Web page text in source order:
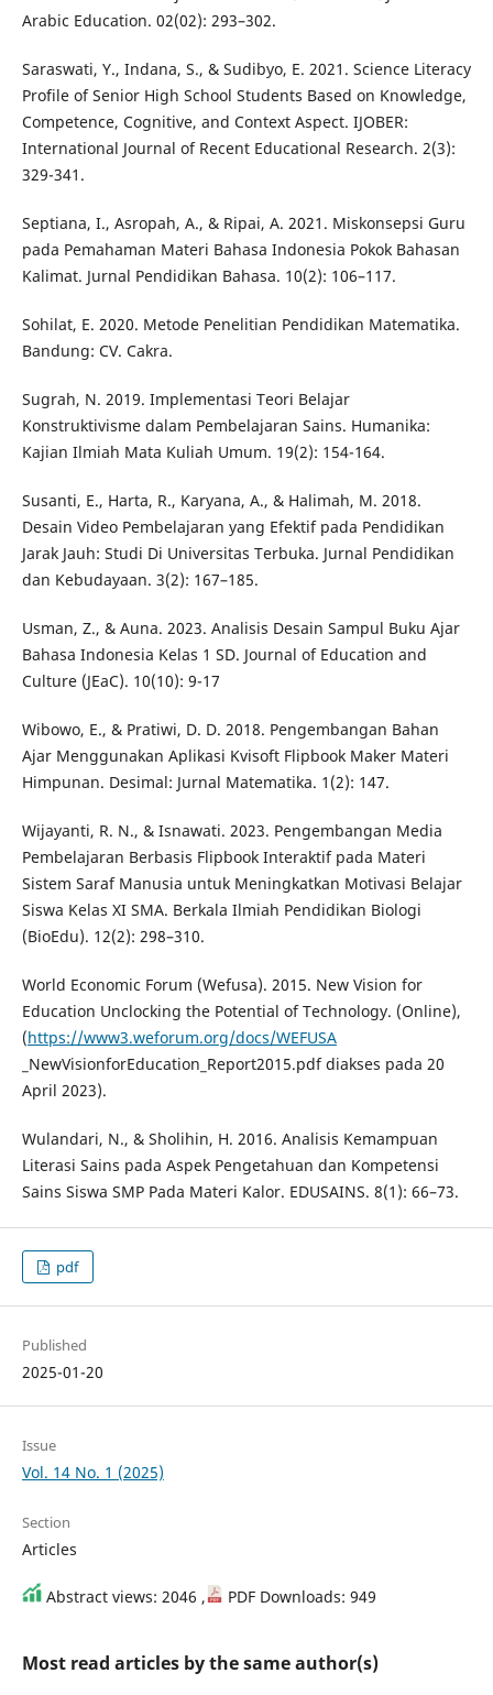
Arabic Education. 02(02): 293–302.
Saraswati, Y., Indana, S., & Sudibyo, E. 2021. Science Literacy
Profile of Senior High School Students Based on Knowledge,
Competence, Cognitive, and Context Aspect. IJOBER:
International Journal of Recent Educational Research. 2(3):
329-341.
Septiana, I., Asropah, A., & Ripai, A. 2021. Miskonsepsi Guru
pada Pemahaman Materi Bahasa Indonesia Pokok Bahasan
Kalimat. Jurnal Pendidikan Bahasa. 10(2): 106–117.
Sohilat, E. 2020. Metode Penelitian Pendidikan Matematika.
Bandung: CV. Cakra.
Sugrah, N. 2019. Implementasi Teori Belajar
Konstruktivisme dalam Pembelajaran Sains. Humanika:
Kajian Ilmiah Mata Kuliah Umum. 19(2): 154-164.
Susanti, E., Harta, R., Karyana, A., & Halimah, M. 2018.
Desain Video Pembelajaran yang Efektif pada Pendidikan
Jarak Jauh: Studi Di Universitas Terbuka. Jurnal Pendidikan
dan Kebudayaan. 3(2): 167–185.
Usman, Z., & Auna. 2023. Analisis Desain Sampul Buku Ajar
Bahasa Indonesia Kelas 1 SD. Journal of Education and
Culture (JEaC). 10(10): 9-17
Wibowo, E., & Pratiwi, D. D. 2018. Pengembangan Bahan
Ajar Menggunakan Aplikasi Kvisoft Flipbook Maker Materi
Himpunan. Desimal: Jurnal Matematika. 1(2): 147.
Wijayanti, R. N., & Isnawati. 2023. Pengembangan Media
Pembelajaran Berbasis Flipbook Interaktif pada Materi
Sistem Saraf Manusia untuk Meningkatkan Motivasi Belajar
Siswa Kelas XI SMA. Berkala Ilmiah Pendidikan Biologi
(BioEdu). 12(2): 298–310.
World Economic Forum (Wefusa). 2015. New Vision for
Education Unclocking the Potential of Technology. (Online),
(https://www3.weforum.org/docs/WEFUSA
_NewVisionforEducation_Report2015.pdf diakses pada 20
April 2023).
Wulandari, N., & Sholihin, H. 2016. Analisis Kemampuan
Literasi Sains pada Aspek Pengetahuan dan Kompetensi
Sains Siswa SMP Pada Materi Kalor. EDUSAINS. 8(1): 66–73.
pdf
Published
2025-01-20
Issue
Vol. 14 No. 1 (2025)
Section
Articles
Abstract views: 2046 , PDF Downloads: 949
Most read articles by the same author(s)